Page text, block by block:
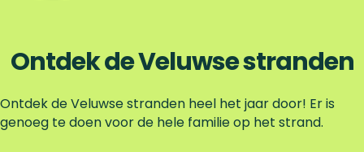
Ontdek de Veluwse stranden
Ontdek de Veluwse stranden heel het jaar door! Er is
genoeg te doen voor de hele familie op het strand.